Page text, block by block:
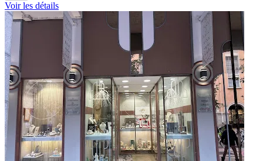
Voir les détails